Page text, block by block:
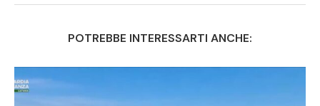
POTREBBE INTERESSARTI ANCHE: